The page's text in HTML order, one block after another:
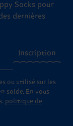
Socks pour
dernières
Inscription
ou utilisé sur les
solde. En vous
politique de